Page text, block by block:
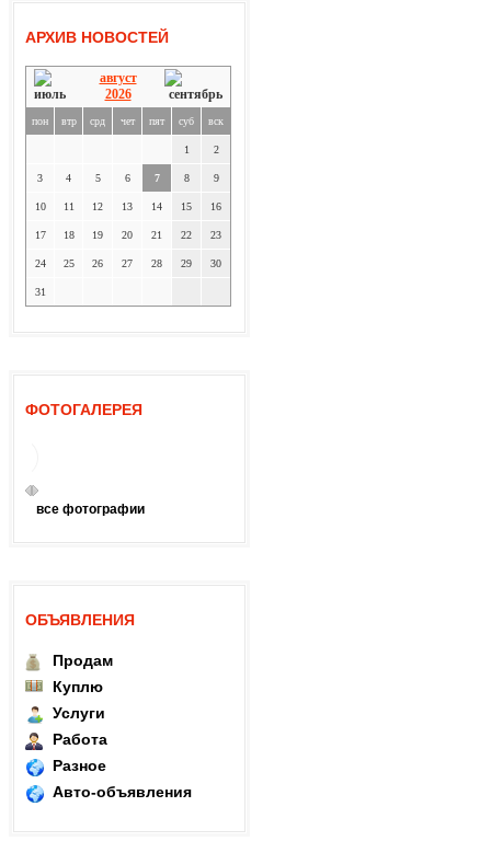
АРХИВ НОВОСТЕЙ
август
2026
пон втр срд чет пят суб вск
1 2
3 4 5 6 7 8 9
10 11 12 13 14 15 16
17 18 19 20 21 22 23
24 25 26 27 28 29 30
31
ФОТОГАЛЕРЕЯ
все фотографии
ОБЪЯВЛЕНИЯ
Продам
Куплю
Услуги
Работа
Разное
Авто-объявления